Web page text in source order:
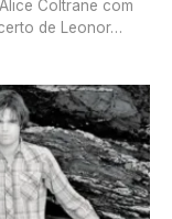
Coltrane com
de Leonor…